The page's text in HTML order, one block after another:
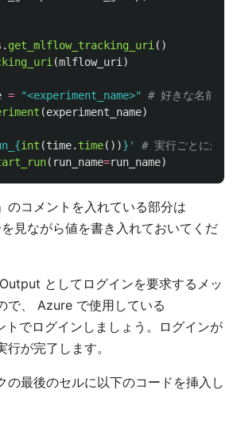
. get_mlflow_tracking_uri ()
(mlflow_uri )
= "<experiment_name>"
(experiment_name)
{int (time. time())} '
( run_name=run_name)
のコメントを入れている部分は
見ながら値を書き入れておいてくだ
としてログインを要求するメッ
で、 Azure で使用している
でログインしましょう。ログインが
が完了します。
の最後のセルに以下のコードを挿入し